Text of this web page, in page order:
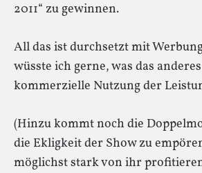
2011“ zu gewinnen.
All das ist durchsetzt mit
wüsste ich gerne, was das
kommerzielle Nutzung der
(Hinzu kommt noch die
die Ekligkeit der Show zu
möglichst stark von ihr